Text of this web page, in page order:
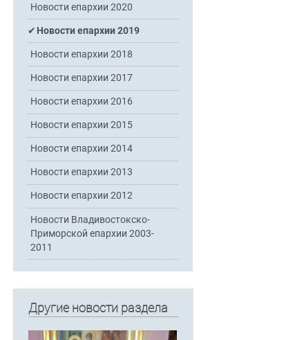
Новости епархии 2020
Новости епархии 2019
Новости епархии 2018
Новости епархии 2017
Новости епархии 2016
Новости епархии 2015
Новости епархии 2014
Новости епархии 2013
Новости епархии 2012
Новости Владивостокско-
Приморской епархии 2003-
2011
Другие новости раздела